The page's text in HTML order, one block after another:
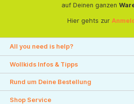
auf Deinen ganzen
Hier gehts zur
All you need is help?
Wollkids Infos & Tipps
Rund um Deine Bestellung
Shop Service